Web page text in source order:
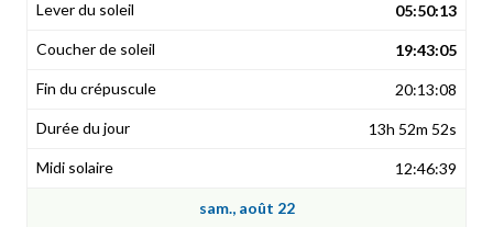
05:50:13
19:43:05
20:13:08
13h 52m 52s
12:46:39
sam., août 22